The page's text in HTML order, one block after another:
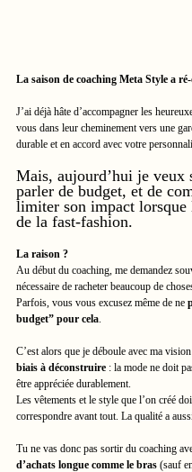
La saison de coaching Meta Style a
J’ai déjà hâte d’accompagner les
vous dans leur cheminement vers une
durable et en accord avec votre
Mais, aujourd’hui je veux
parler de budget, et de
limiter son impact lorsque
de la fast-fashion.
La raison ?
Au début du coaching, me demandez
nécessaire de racheter beaucoup de
Parfois, vous vous excusez même de ne
budget” pour cela.
C’est alors que je déboule avec ma
biais à déconstruire : la mode ne doit
être appréciée durablement.
Les vêtements et le style que l’on créé
correspondre avant tout. La qualité a
Tu ne vas donc pas sortir du coaching
d’achats longue comme le bras (sauf